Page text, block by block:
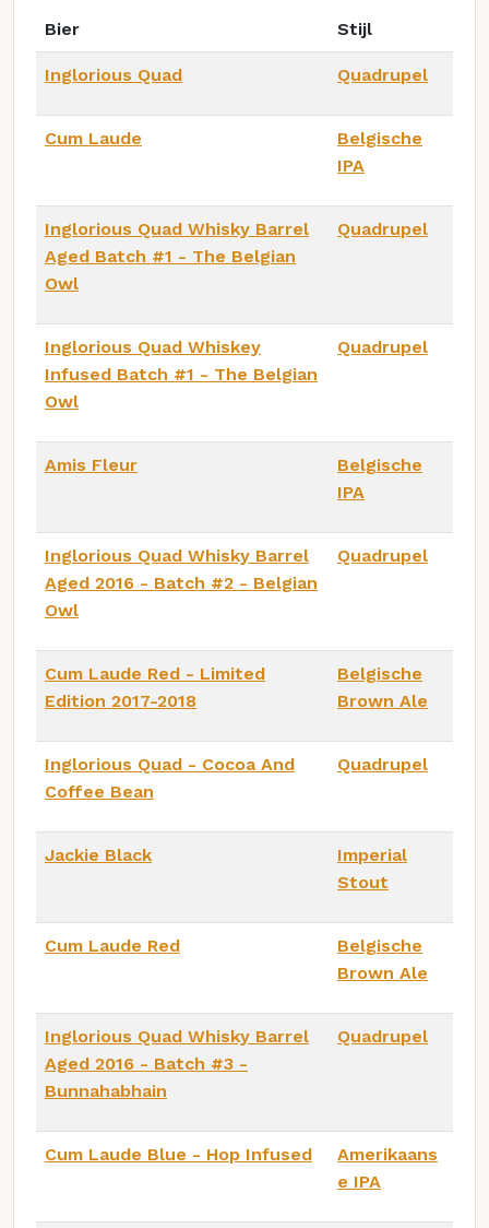
Bier Stijl
Inglorious Quad Quadrupel
Cum Laude
Belgische
IPA
Inglorious Quad Whisky Barrel
Aged Batch #1 - The Belgian
Owl
Quadrupel
Inglorious Quad Whiskey
Infused Batch #1 - The Belgian
Owl
Quadrupel
Amis Fleur
Belgische
IPA
Inglorious Quad Whisky Barrel
Aged 2016 - Batch #2 - Belgian
Owl
Quadrupel
Cum Laude Red - Limited
Edition 2017-2018
Belgische
Brown Ale
Inglorious Quad - Cocoa And
Coffee Bean
Quadrupel
Jackie Black
Imperial
Stout
Cum Laude Red
Belgische
Brown Ale
Inglorious Quad Whisky Barrel
Aged 2016 - Batch #3 -
Bunnahabhain
Quadrupel
Cum Laude Blue - Hop Infused
Amerikaans
e IPA